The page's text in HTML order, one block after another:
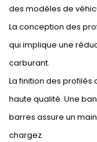
des modèles de
La conception des
qui implique une
carburant.
La finition des profilés
haute qualité. Une
barres assure un
chargez.